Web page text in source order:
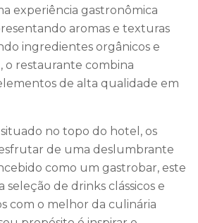
experiência gastronômica
aromas e texturas
ingredientes orgânicos e
o restaurante combina
de alta qualidade em
no topo do hotel, os
de uma deslumbrante
como um gastrobar, este
seleção de drinks clássicos e
com o melhor da culinária